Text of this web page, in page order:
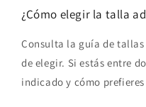
¿Cómo elegir la talla
Consulta la guía de
de elegir. Si estás entre
indicado y cómo